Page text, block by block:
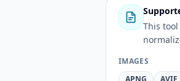
This
IMAGES
APNG
AVIF